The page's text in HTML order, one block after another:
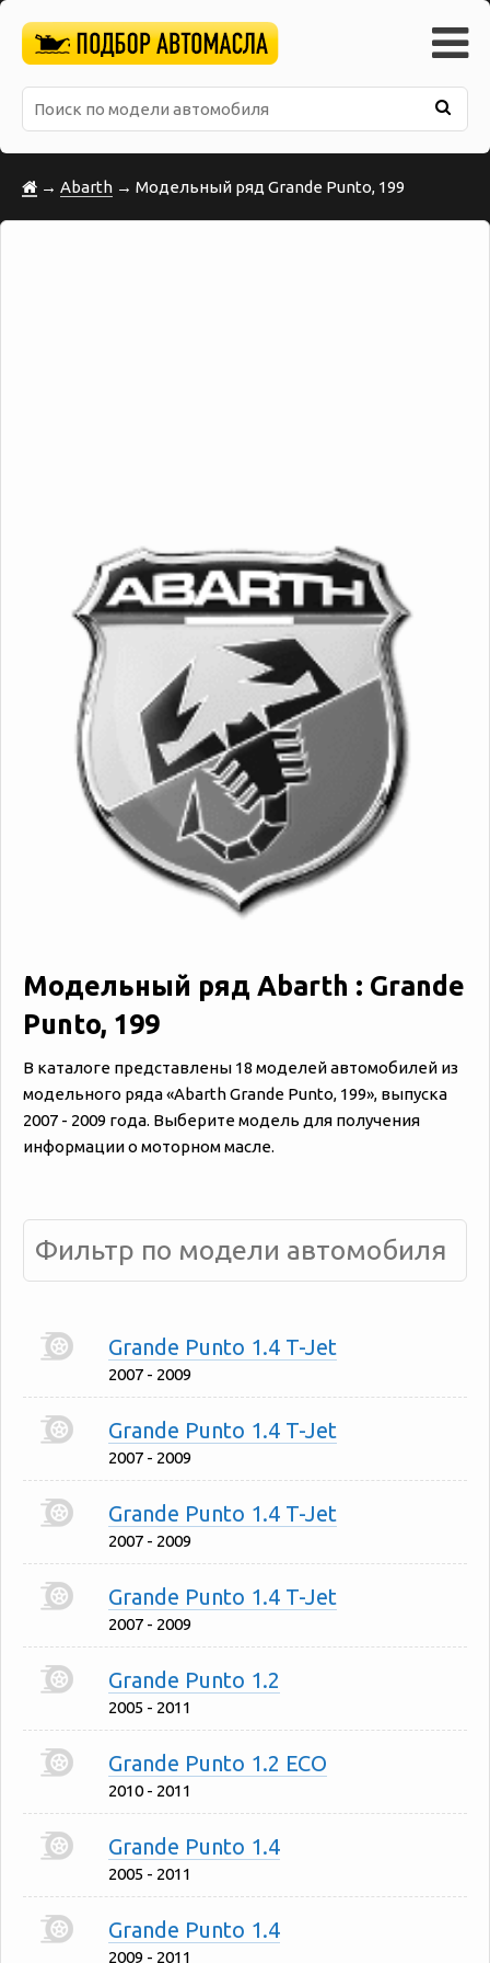
→ Abarth → Модельный ряд Grande Punto, 199
Модельный ряд Abarth : Grande
Punto, 199
В каталоге представлены 18 моделей автомобилей из
модельного ряда «‎Abarth Grande Punto, 199», выпуска
2007 - 2009 года. Выберите модель для получения
информации о моторном масле.
Grande Punto 1.4 T-Jet
2007 - 2009
Grande Punto 1.4 T-Jet
2007 - 2009
Grande Punto 1.4 T-Jet
2007 - 2009
Grande Punto 1.4 T-Jet
2007 - 2009
Grande Punto 1.2
2005 - 2011
Grande Punto 1.2 ECO
2010 - 2011
Grande Punto 1.4
2005 - 2011
Grande Punto 1.4
2009 - 2011